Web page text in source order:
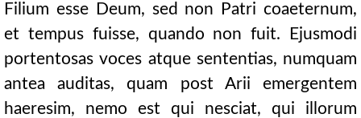
Filium esse Deum, sed non Patri coaeternum,
et tempus fuisse, quando non fuit. Ejusmodi
portentosas voces atque sententias, numquam
antea auditas, quam post Arii emergentem
haeresim, nemo est qui nesciat, qui illorum